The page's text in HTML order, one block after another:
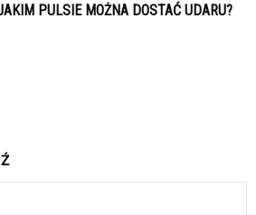
PULSIE MOŻNA DOSTAĆ UDARU?